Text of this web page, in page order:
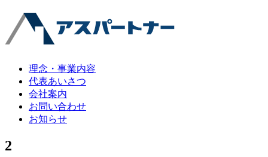
理念・事業内容
代表あいさつ
会社案内
お問い合わせ
お知らせ
2